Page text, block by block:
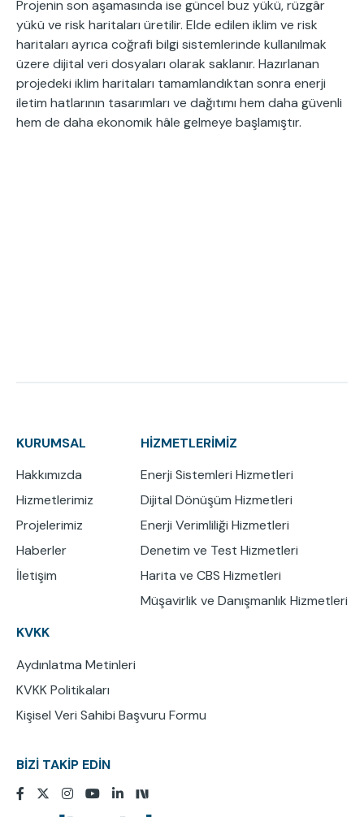
Projenin son aşamasında ise güncel buz yükü, rüzgâr
yükü ve risk haritaları üretilir. Elde edilen iklim ve risk
haritaları ayrıca coğrafi bilgi sistemlerinde kullanılmak
üzere dijital veri dosyaları olarak saklanır. Hazırlanan
projedeki iklim haritaları tamamlandıktan sonra enerji
iletim hatlarının tasarımları ve dağıtımı hem daha güvenli
hem de daha ekonomik hâle gelmeye başlamıştır.
KURUMSAL
Hakkımızda
Hizmetlerimiz
Projelerimiz
Haberler
İletişim
HİZMETLERİMİZ
Enerji Sistemleri Hizmetleri
Dijital Dönüşüm Hizmetleri
Enerji Verimliliği Hizmetleri
Denetim ve Test Hizmetleri
Harita ve CBS Hizmetleri
Müşavirlik ve Danışmanlık Hizmetleri
KVKK
Aydınlatma Metinleri
KVKK Politikaları
Kişisel Veri Sahibi Başvuru Formu
BİZİ TAKİP EDİN